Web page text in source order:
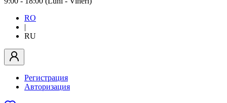
RO
|
RU
Регистрация
Авторизация